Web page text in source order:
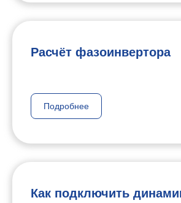
Расчёт фазоинвертора
Подробнее
Как подключить